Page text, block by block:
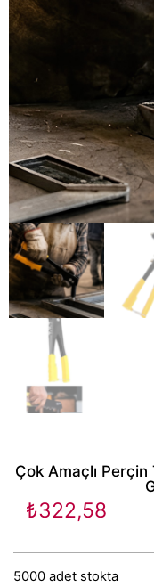
Çok Amaçlı
₺322,58
5000 adet stokta